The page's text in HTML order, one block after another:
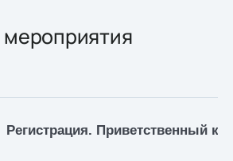
Регистрация. Приветственный